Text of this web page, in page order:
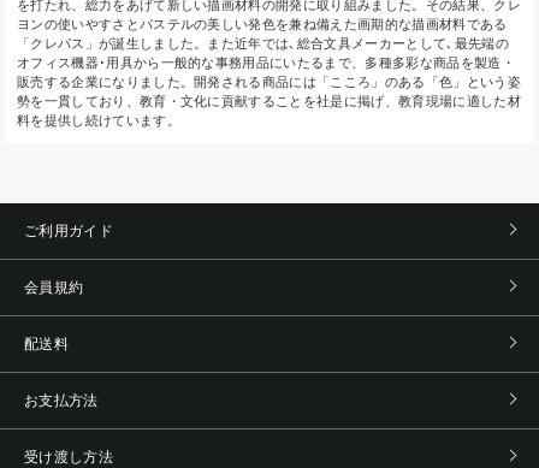
を打たれ、総力をあげて新しい描画材料の開発に取り組みました。その結果、クレ
ヨンの使いやすさとパステルの美しい発色を兼ね備えた画期的な描画材料である
「クレパス」が誕生しました。また近年では､総合文具メーカーとして､最先端の
オフィス機器･用具から一般的な事務用品にいたるまで、多種多彩な商品を製造・
販売する企業になりました。開発される商品には「こころ」のある「色」という姿
勢を一貫しており、教育・文化に貢献することを社是に掲げ、教育現場に適した材
料を提供し続けています。
ご利用ガイド
会員規約
配送料
お支払方法
受け渡し方法